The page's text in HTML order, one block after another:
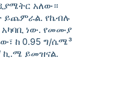
ዲያሜትር አለው።
ይጨምራል. የኬብሉ
ነው. የመሙያ
ከ 0.95 ግ/ሴሜ³
/ ኪ.ሜ ይመዝናል.